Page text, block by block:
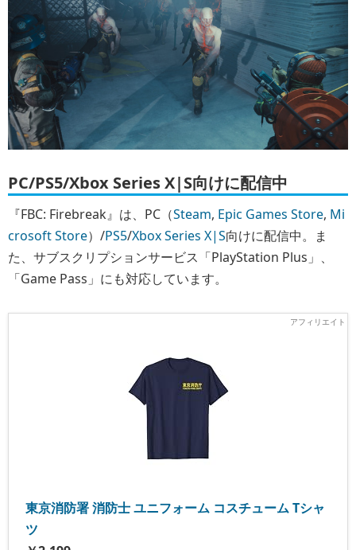
PC/PS5/Xbox Series X|S向けに配信中
『FBC: Firebreak』は、PC（Steam, Epic Games Store, Mi
crosoft Store）/PS5/Xbox Series X|S向けに配信中。ま
た、サブスクリプションサービス「PlayStation Plus」、
「Game Pass」にも対応しています。
東京消防署 消防士 ユニフォーム コスチューム Tシャ
ツ